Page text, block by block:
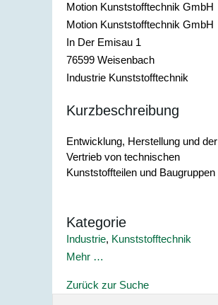
Motion Kunststofftechnik GmbH
Motion Kunststofftechnik GmbH
In Der Emisau 1
76599 Weisenbach
Industrie Kunststofftechnik
Kurzbeschreibung
Entwicklung, Herstellung und der
Vertrieb von technischen
Kunststoffteilen und Baugruppen
Kategorie
Industrie, Kunststofftechnik
Mehr …
Zurück zur Suche